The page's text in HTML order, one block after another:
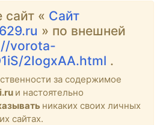
сайт « Сайт
» по внешней
vorota-
2IogxAA.html .
за содержимое
и настоятельно
никаких своих личных
сайтах.